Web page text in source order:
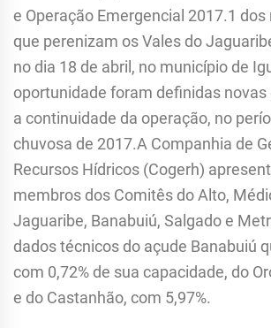
e Operação Emergencial 2017.1
que perenizam os Vales do
no dia 18 de abril, no município de
oportunidade foram definidas novas
a continuidade da operação, no
chuvosa de 2017.A Companhia de
Recursos Hídricos (Cogerh)
membros dos Comitês do Alto,
Jaguaribe, Banabuiú, Salgado e
dados técnicos do açude Banabuiú
com 0,72% de sua capacidade, do
e do Castanhão, com 5,97%.